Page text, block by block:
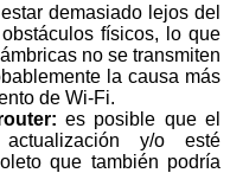
demasiado lejos del
físicos, lo que
no se transmiten
la causa más
de Wi-Fi.
es posible que el
y/o esté
que también podría